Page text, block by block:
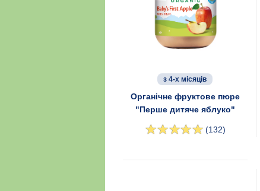
з 4-х місяців
Органічне фруктове пюре
"Перше дитяче яблуко"
(132)